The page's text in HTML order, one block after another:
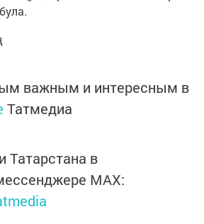
важным и интересным в
Татмедиа
Татарстана в
MАХ: